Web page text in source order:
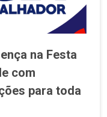
na Festa
com
para toda